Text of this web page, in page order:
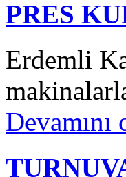
PRES
Erdemli
Devamını